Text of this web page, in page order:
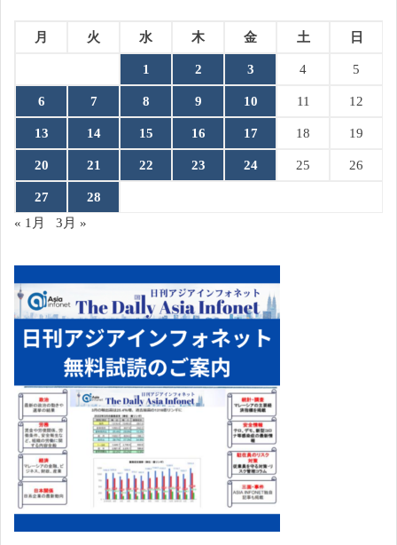
月 火 水 木 金 土 日
1 2 3 4 5
6 7 8 9 10 11 12
13 14 15 16 17 18 19
20 21 22 23 24 25 26
27
28
« 1月
3月 »